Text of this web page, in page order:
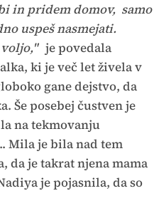
in pridem domov, samo
uspeš nasmejati.
voljo," je povedala
ki je več let živela v
gane dejstvo, da
Še posebej čustven je
na tekmovanju
Mila je bila nad tem
da je takrat njena mama
je pojasnila, da so